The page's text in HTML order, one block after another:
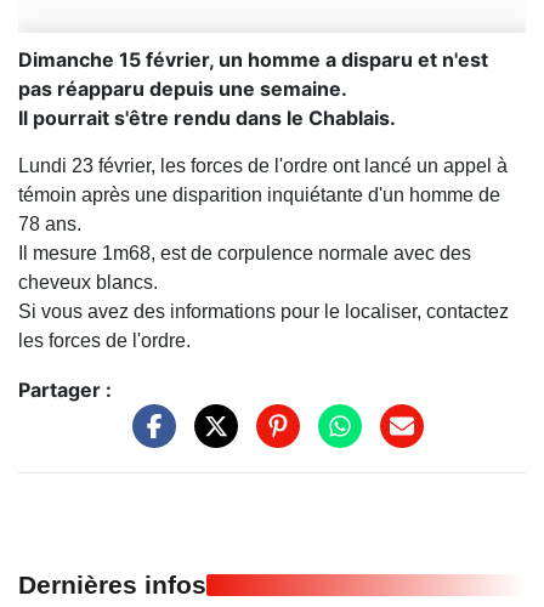
Dimanche 15 février, un homme a disparu et n'est
pas réapparu depuis une semaine.
Il pourrait s'être rendu dans le Chablais.
Lundi 23 février, les forces de l'ordre ont lancé un appel à
témoin après une disparition inquiétante d'un homme de
78 ans.
Il mesure 1m68, est de corpulence normale avec des
cheveux blancs.
Si vous avez des informations pour le localiser, contactez
les forces de l'ordre.
Partager :
Dernières infos